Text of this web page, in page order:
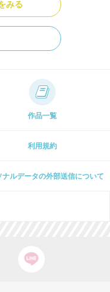
みる
作品一覧
利用規約
ナルデータの外部送信について